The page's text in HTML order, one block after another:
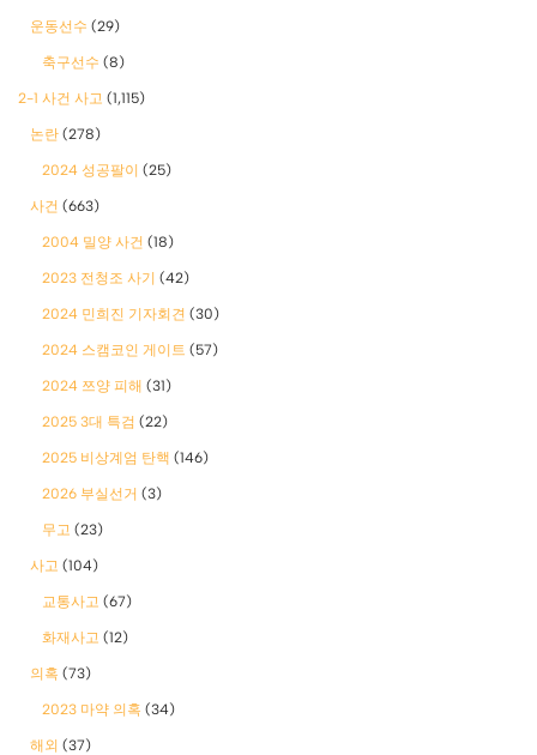
운동선수 (29)
축구선수 (8)
2-1 사건 사고 (1,115)
논란 (278)
2024 성공팔이 (25)
사건 (663)
2004 밀양 사건 (18)
2023 전청조 사기 (42)
2024 민희진 기자회견 (30)
2024 스캠코인 게이트 (57)
2024 쯔양 피해 (31)
2025 3대 특검 (22)
2025 비상계엄 탄핵 (146)
2026 부실선거 (3)
무고 (23)
사고 (104)
교통사고 (67)
화재사고 (12)
의혹 (73)
2023 마약 의혹 (34)
해외 (37)